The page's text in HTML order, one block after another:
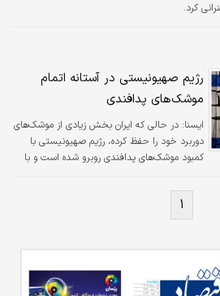
رژیم صهیونیستی در آستانه اتمام
موشک‌های پدافندی
ايسنا: در حالی که ایران بخش زیادی از موشک‌های
دوربرد خود را حفظ کرده، رژیم صهیونیستی با
کمبود موشک‌های پدافندی روبرو شده است و با
توان ادامه‌کار پدافند رژیم صهیونیستی زیر سوال
رفته است.
۱